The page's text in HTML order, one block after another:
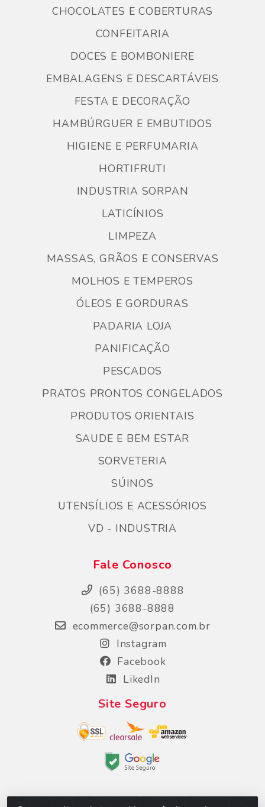
CHOCOLATES E COBERTURAS
CONFEITARIA
DOCES E BOMBONIERE
EMBALAGENS E DESCARTÁVEIS
FESTA E DECORAÇÃO
HAMBÚRGUER E EMBUTIDOS
HIGIENE E PERFUMARIA
HORTIFRUTI
INDUSTRIA SORPAN
LATICÍNIOS
LIMPEZA
MASSAS, GRÃOS E CONSERVAS
MOLHOS E TEMPEROS
ÓLEOS E GORDURAS
PADARIA LOJA
PANIFICAÇÃO
PESCADOS
PRATOS PRONTOS CONGELADOS
PRODUTOS ORIENTAIS
SAUDE E BEM ESTAR
SORVETERIA
SÚINOS
UTENSÍLIOS E ACESSÓRIOS
VD - INDUSTRIA
Fale Conosco
(65) 3688-8888
(65) 3688-8888
ecommerce@sorpan.com.br
Instagram
Facebook
LikedIn
Site Seguro